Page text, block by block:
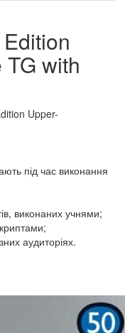
with
Upper-
під час виконання
виконаних учнями;
аудиторіях.